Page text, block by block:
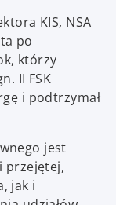
KIS, NSA
po
którzy
II FSK
i podtrzymał
jest
przejętej,
jak i